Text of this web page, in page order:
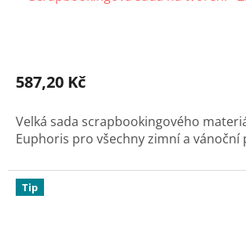
587,20 Kč
Velká sada scrapbookingového
Euphoris pro všechny zimní a vánoční
Tip